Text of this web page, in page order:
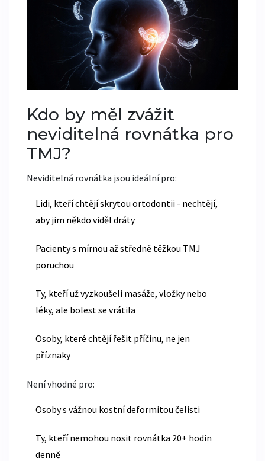
Kdo by měl zvážit
neviditelná rovnátka pro
TMJ?
Neviditelná rovnátka jsou ideální pro:
Lidi, kteří chtějí skrytou ortodontii - nechtějí,
aby jim někdo viděl dráty
Pacienty s mírnou až středně těžkou TMJ
poruchou
Ty, kteří už vyzkoušeli masáže, vložky nebo
léky, ale bolest se vrátila
Osoby, které chtějí řešit příčinu, ne jen
příznaky
Není vhodné pro:
Osoby s vážnou kostní deformitou čelisti
Ty, kteří nemohou nosit rovnátka 20+ hodin
denně